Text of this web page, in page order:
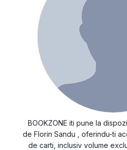
BOOKZONE iti pune la
de Florin Sandu , oferindu-ti
de carti, inclusiv volume